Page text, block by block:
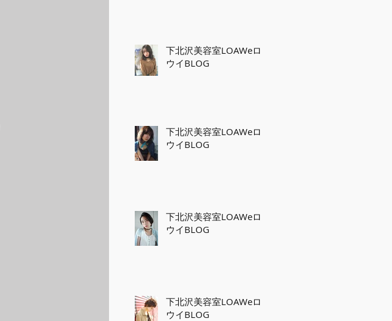
下北沢美容室LOAWeロ
ウイBLOG
下北沢美容室LOAWeロ
ウイBLOG
下北沢美容室LOAWeロ
ウイBLOG
下北沢美容室LOAWeロ
ウイBLOG